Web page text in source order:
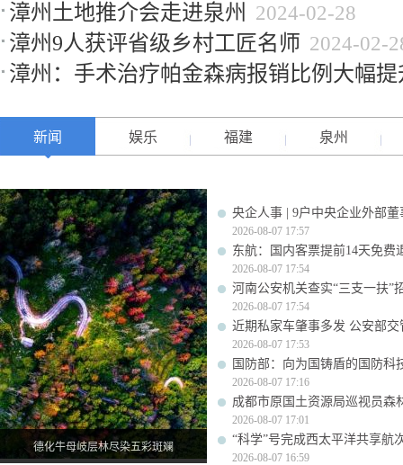
漳州土地推介会走进泉州 2024-02-28
漳州9人获评省级乡村工匠名师 2024-02-
漳州：手术治疗帕金森病报销比例大幅提
新闻 娱乐 福建 泉州
德化牛母岐层林尽染五彩斑斓
央企人事 | 9户中央企业外部
2026-08-07 17:57
东航：国内客票提前14天免费
2026-08-07 17:54
河南公安机关查实“三支一扶”
2026-08-07 17:54
近期私家车肇事多发 公安部
2026-08-07 17:53
国防部：向为国铸盾的国防科
2026-08-07 17:16
成都市原国土资源局巡视员森
2026-08-07 17:01
“科学”号完成西太平洋共享航
2026-08-07 16:59